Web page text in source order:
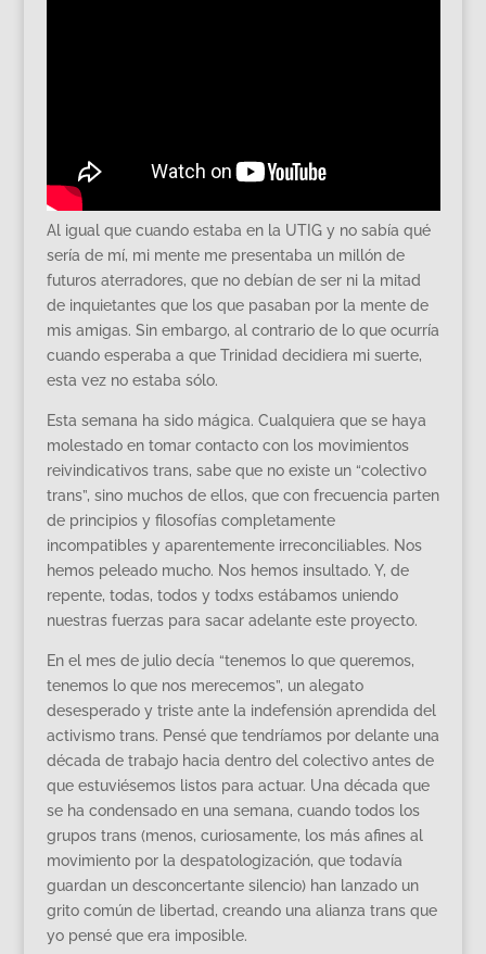
Al igual que cuando estaba en la UTIG y no sabía qué
sería de mí, mi mente me presentaba un millón de
futuros aterradores, que no debían de ser ni la mitad
de inquietantes que los que pasaban por la mente de
mis amigas. Sin embargo, al contrario de lo que ocurría
cuando esperaba a que Trinidad decidiera mi suerte,
esta vez no estaba sólo.
Esta semana ha sido mágica. Cualquiera que se haya
molestado en tomar contacto con los movimientos
reivindicativos trans, sabe que no existe un “colectivo
trans”, sino muchos de ellos, que con frecuencia parten
de principios y filosofías completamente
incompatibles y aparentemente irreconciliables. Nos
hemos peleado mucho. Nos hemos insultado. Y, de
repente, todas, todos y todxs estábamos uniendo
nuestras fuerzas para sacar adelante este proyecto.
En el mes de julio decía “tenemos lo que queremos,
tenemos lo que nos merecemos”, un alegato
desesperado y triste ante la indefensión aprendida del
activismo trans. Pensé que tendríamos por delante una
década de trabajo hacia dentro del colectivo antes de
que estuviésemos listos para actuar. Una década que
se ha condensado en una semana, cuando todos los
grupos trans (menos, curiosamente, los más afines al
movimiento por la despatologización, que todavía
guardan un desconcertante silencio) han lanzado un
grito común de libertad, creando una alianza trans que
yo pensé que era imposible.